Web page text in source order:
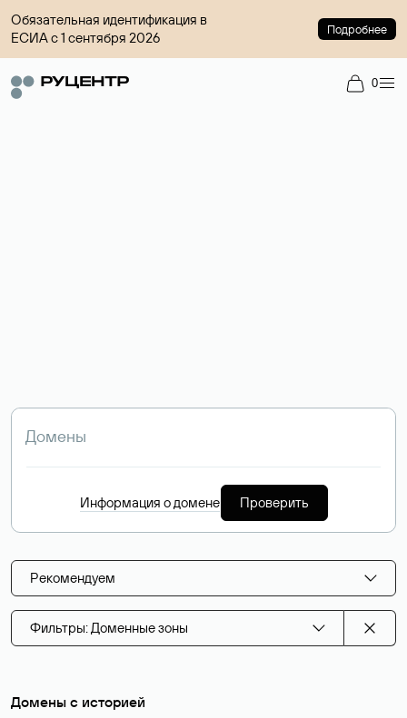
Обязательная идентификация в
ЕСИА с 1 сентября 2026
Подробнее
0
Информация о домене Проверить
Рекомендуем
Фильтры: Доменные зоны
Домены с историей